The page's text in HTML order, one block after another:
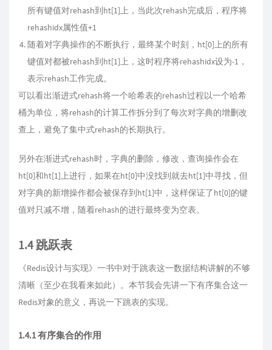
所有键值对rehash到ht[1]上，当此次rehash完成后，程序将
rehashidx属性值+1
随着对字典操作的不断执行，最终某个时刻，ht[0]上的所有
键值对都被rehash到ht[1]上，这时程序将rehashidx设为-1，
表示rehash工作完成。
可以看出渐进式rehash将一个哈希表的rehash过程以一个哈希
桶为单位，将rehash的计算工作拆分到了每次对字典的增删改
查上，避免了集中式rehash的长期执行。
另外在渐进式rehash时，字典的删除，修改，查询操作会在
ht[0]和ht[1]上进行，如果在ht[0]中没找到就去ht[1]中寻找，但
对字典的新增操作都会被保存到ht[1]中，这样保证了ht[0]的键
值对只减不增，随着rehash的进行最终变为空表。
1.4 跳跃表
《Redis设计与实现》一书中对于跳表这一数据结构讲解的不够
清晰（至少在我看来如此）。本节我会先讲一下有序集合这一
Redis对象的意义，再说一下跳表的实现。
1.4.1 有序集合的作用